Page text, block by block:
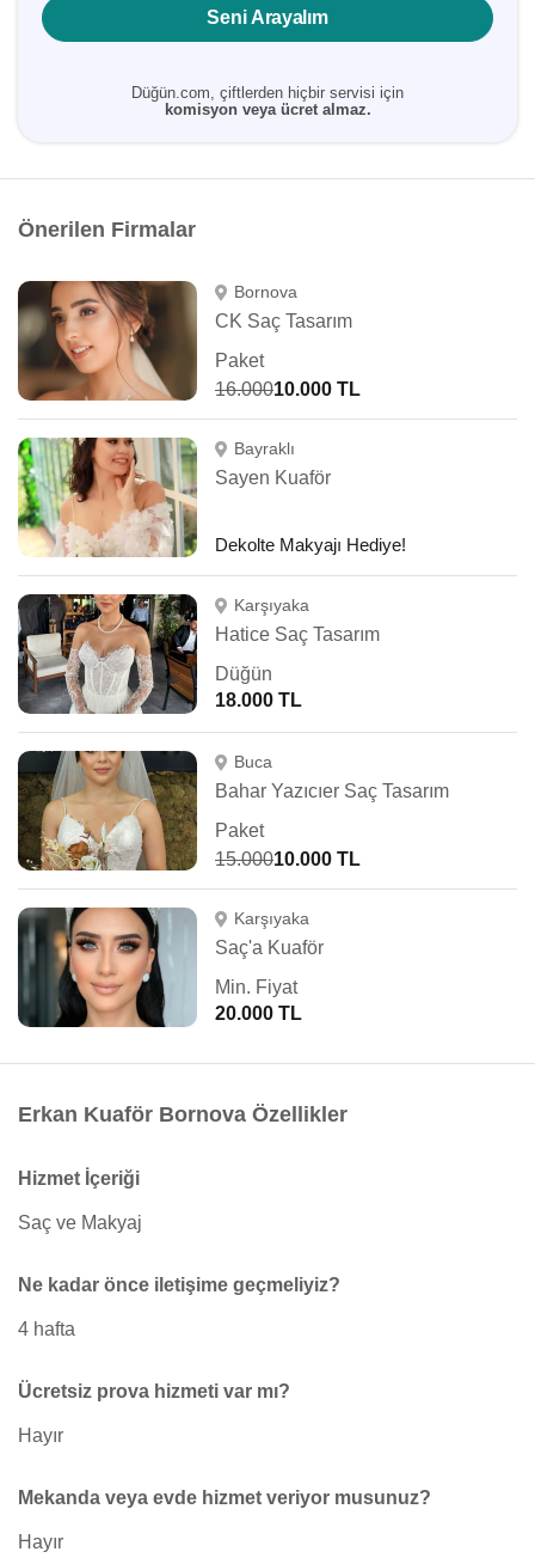
Seni Arayalım
Düğün.com, çiftlerden hiçbir servisi için
komisyon veya ücret almaz.
Önerilen Firmalar
Bornova
CK Saç Tasarım
Paket
16.00010.000 TL
Bayraklı
Sayen Kuaför
Dekolte Makyajı Hediye!
Karşıyaka
Hatice Saç Tasarım
Düğün
18.000 TL
Buca
Bahar Yazıcıer Saç Tasarım
Paket
15.00010.000 TL
Karşıyaka
Saç'a Kuaför
Min. Fiyat
20.000 TL
Erkan Kuaför Bornova Özellikler
Hizmet İçeriği
Saç ve Makyaj
Ne kadar önce iletişime geçmeliyiz?
4 hafta
Ücretsiz prova hizmeti var mı?
Hayır
Mekanda veya evde hizmet veriyor musunuz?
Hayır